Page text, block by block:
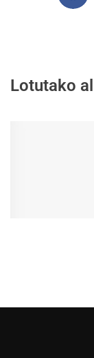
Lotutako